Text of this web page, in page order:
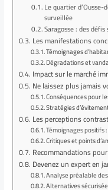
Le quartier
surveillée
Saragosse : des
Les manifestations
Témoignages
Dégradations et
Impact sur le marché
Ne laissez plus jamais
Conséquences pour
Stratégies
Les perceptions
Témoignages positifs
Critiques et points
Recommandations
Devenez un expert en
Analyse préalable
Alternatives